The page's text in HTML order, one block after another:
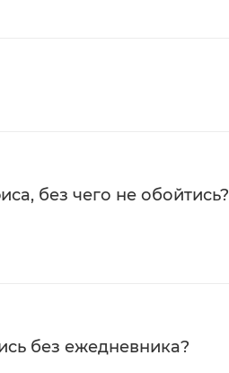
без чего не обойтись?
без ежедневника?